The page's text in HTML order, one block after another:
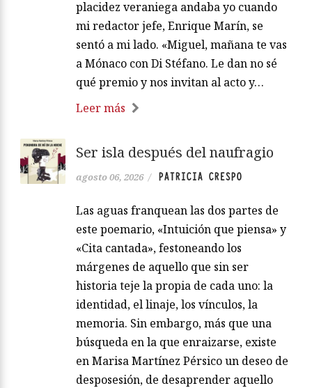
placidez veraniega andaba yo cuando
mi redactor jefe, Enrique Marín, se
sentó a mi lado. «Miguel, mañana te vas
a Mónaco con Di Stéfano. Le dan no sé
qué premio y nos invitan al acto y…
Leer más
Ser isla después del naufragio
agosto 06, 2026 / PATRICIA CRESPO
Las aguas franquean las dos partes de
este poemario, «Intuición que piensa» y
«Cita cantada», festoneando los
márgenes de aquello que sin ser
historia teje la propia de cada uno: la
identidad, el linaje, los vínculos, la
memoria. Sin embargo, más que una
búsqueda en la que enraizarse, existe
en Marisa Martínez Pérsico un deseo de
desposesión, de desaprender aquello